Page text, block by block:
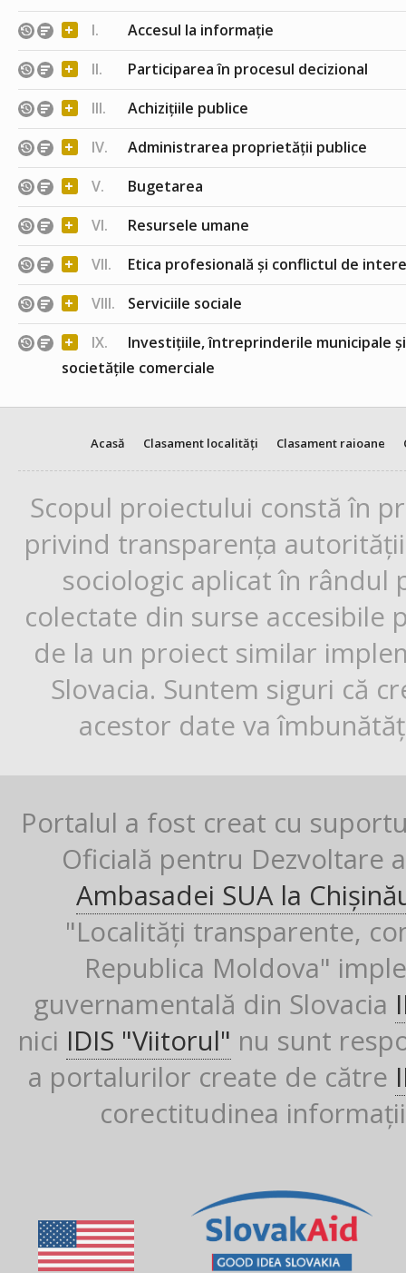
+
I. Accesul la informație
+ II. Participarea în procesul decizional
+ III. Achizițiile publice
+ IV. Administrarea proprietății publice
+ V. Bugetarea
+ VI. Resursele umane
+ VII. Etica profesională și conflictul de
+ VIII. Serviciile sociale
+ IX.
Investițiile, întreprinderile municipale
societățile comerciale
Acasă Clasament localități Clasament raioane
Scopul proiectului constă în
privind transparența
sociologic aplicat în rândul
colectate din surse
de la un proiect similar
Slovacia. Suntem siguri că
acestor date va
Portalul a fost creat cu
Oficială pentru Dezvoltare
Ambasadei SUA la
"Localități transparente,
Republica Moldova"
guvernamentală din Slovacia
nici IDIS "Viitorul" nu sunt
a portalurilor create de către
corectitudinea